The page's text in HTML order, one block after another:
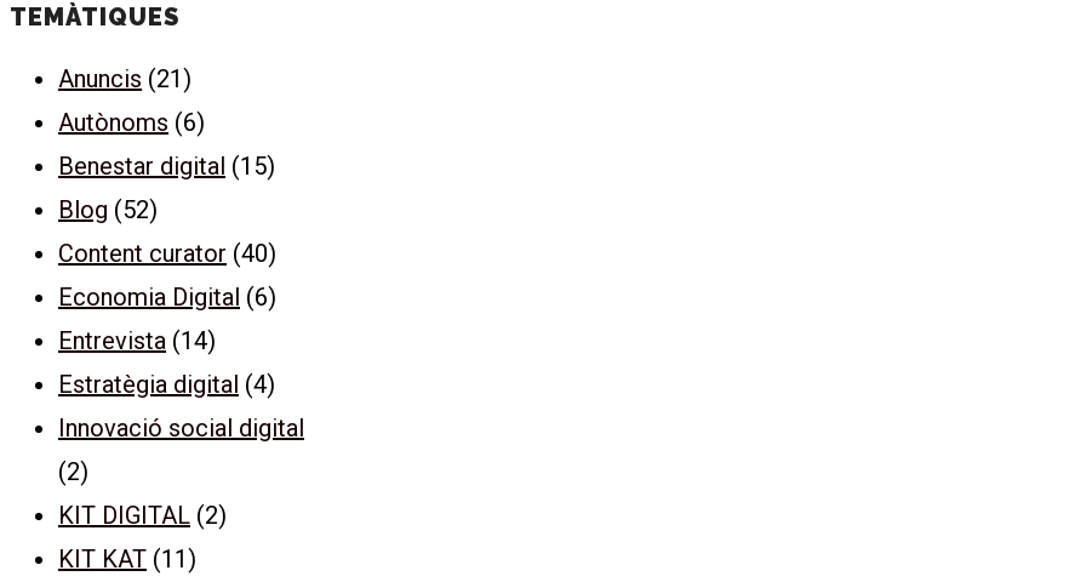
TEMÀTIQUES
Anuncis (21)
Autònoms (6)
Benestar digital (15)
Blog (52)
Content curator (40)
Economia Digital (6)
Entrevista (14)
Estratègia digital (4)
Innovació social digital
(2)
KIT DIGITAL (2)
KIT KAT (11)